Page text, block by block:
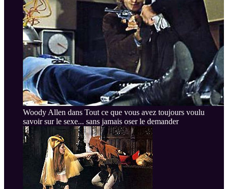
Woody Allen dans Tout ce que vous avez toujours voulu
savoir sur le sexe... sans jamais oser le demander